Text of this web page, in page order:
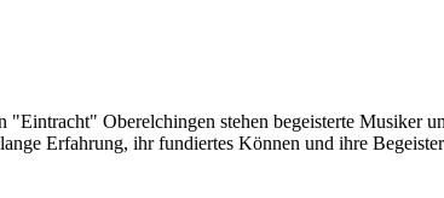
Oberelchingen stehen begeisterte Musiker
Erfahrung, ihr fundiertes Können und ihre